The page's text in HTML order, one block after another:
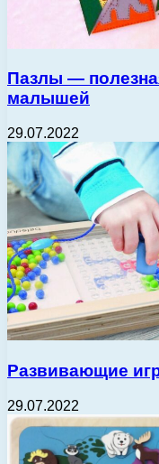
Пазлы —
малышей
29.07.2022
Развивающие
29.07.2022